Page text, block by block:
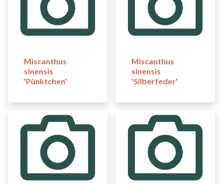
Miscanthus
sinensis
'Pünktchen'
Miscanthus
sinensis
'Silberfeder'